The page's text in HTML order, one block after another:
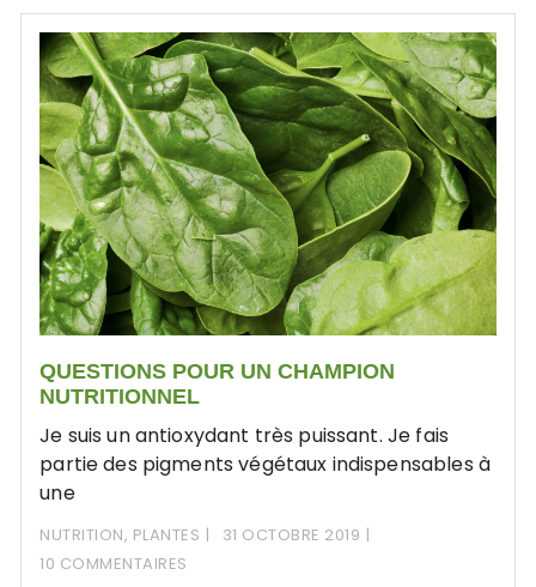
QUESTIONS POUR UN CHAMPION
NUTRITIONNEL
Je suis un antioxydant très puissant. Je fais
partie des pigments végétaux indispensables à
une
NUTRITION, PLANTES
31 OCTOBRE 2019
10 COMMENTAIRES